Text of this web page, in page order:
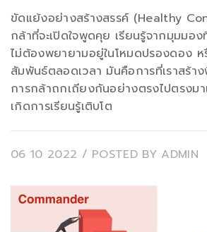
ขัดแย้งอย่างสร้างสรรค์ (Healthy
กล้าที่จะเปิดใจพูดคุย เรียนรู้จากมุมมอ
ไม่ต้องพยายามอยู่ในโหมดปรองดอง ห
สัมพันธ์ตลอดเวลา มันคือการที่เราสร้
การกล้าถกเถียงกันอย่างตรงไปตรงม
เกิดการเรียนรู้เติบโต
06 10 2022 / POSTED BY ADMIN